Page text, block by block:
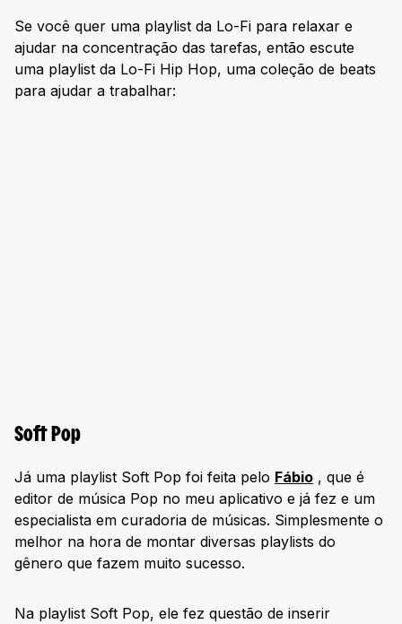
Se você quer uma playlist da Lo-Fi para relaxar e
ajudar na concentração das tarefas, então escute
uma playlist da Lo-Fi Hip Hop, uma coleção de beats
para ajudar a trabalhar:
Soft Pop
Já uma playlist Soft Pop foi feita pelo Fábio , que é
editor de música Pop no meu aplicativo e já fez e um
especialista em curadoria de músicas. Simplesmente o
melhor na hora de montar diversas playlists do
gênero que fazem muito sucesso.
Na playlist Soft Pop, ele fez questão de inserir